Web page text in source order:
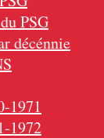
PSG
décénnie
1971
1972